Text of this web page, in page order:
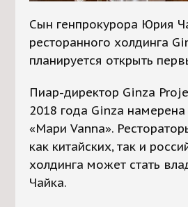
Сын генпрокурора Юрия
ресторанного холдинга
планируется открыть
Пиар-директор Ginza
2018 года Ginza
«Мари Vanna».
как китайских, так и
холдинга может стать
Чайка.